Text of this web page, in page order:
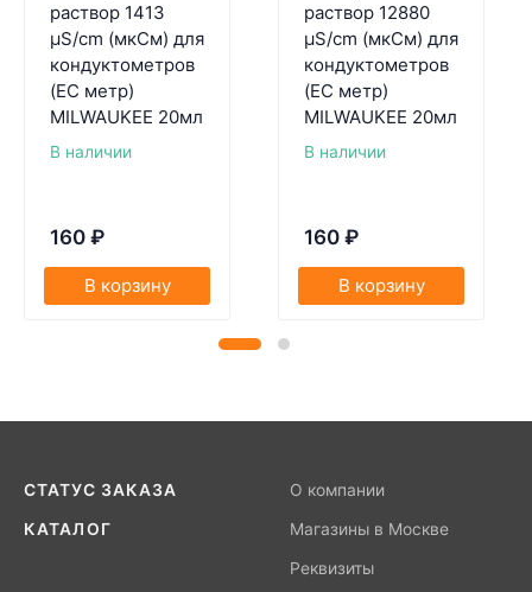
раствор 1413
µS/cm (мкСм) для
кондуктометров
(EC метр)
MILWAUKEE 20мл
В наличии
160 ₽
В корзину
раствор 12880
µS/cm (мкСм) для
кондуктометров
(EC метр)
MILWAUKEE 20мл
В наличии
160 ₽
В корзину
СТАТУС ЗАКАЗА
КАТАЛОГ
О компании
Магазины в Москве
Реквизиты